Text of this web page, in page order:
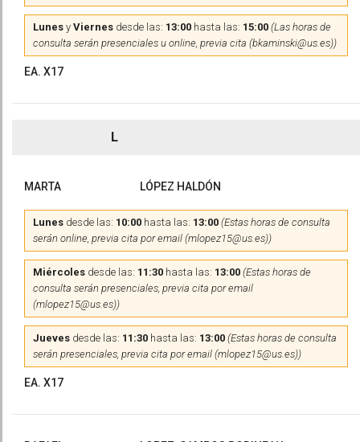
Lunes y Viernes desde las: 13:00 hasta las: 15:00 (Las horas de
consulta serán presenciales u online, previa cita (bkaminski@us.es))
EA. X17
L
MARTA LÓPEZ HALDÓN
Lunes desde las: 10:00 hasta las: 13:00 (Estas horas de consulta
serán online, previa cita por email (mlopez15@us.es))
Miércoles desde las: 11:30 hasta las: 13:00 (Estas horas de
consulta serán presenciales, previa cita por email
(mlopez15@us.es))
Jueves desde las: 11:30 hasta las: 13:00 (Estas horas de consulta
serán presenciales, previa cita por email (mlopez15@us.es))
EA. X17